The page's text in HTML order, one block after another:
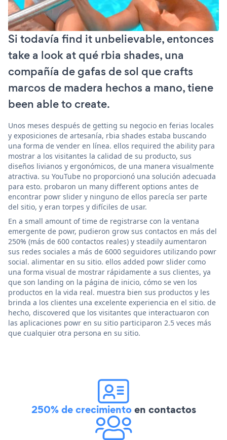
Si todavía find it unbelievable, entonces
take a look at qué rbia shades, una
compañía de gafas de sol que crafts
marcos de madera hechos a mano, tiene
been able to create.
Unos meses después de getting su negocio en ferias locales
y exposiciones de artesanía, rbia shades estaba buscando
una forma de vender en línea. ellos required the ability para
mostrar a los visitantes la calidad de su producto, sus
diseños livianos y ergonómicos, de una manera visualmente
atractiva. su YouTube no proporcionó una solución adecuada
para esto. probaron un many different options antes de
encontrar powr slider y ninguno de ellos parecía ser parte
del sitio, y eran torpes y difíciles de usar.
En a small amount of time de registrarse con la ventana
emergente de powr, pudieron grow sus contactos en más del
250% (más de 600 contactos reales) y steadily aumentaron
sus redes sociales a más de 6000 seguidores utilizando powr
social. alimentar en su sitio. ellos added powr slider como
una forma visual de mostrar rápidamente a sus clientes, ya
que son landing on la página de inicio, cómo se ven los
productos en la vida real. muestra bien sus productos y les
brinda a los clientes una excelente experiencia en el sitio. de
hecho, discovered que los visitantes que interactuaron con
las aplicaciones powr en su sitio participaron 2.5 veces más
que cualquier otra persona en su sitio.
250% de crecimientoen contactos